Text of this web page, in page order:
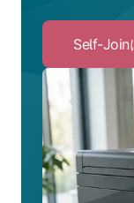
Self-Join